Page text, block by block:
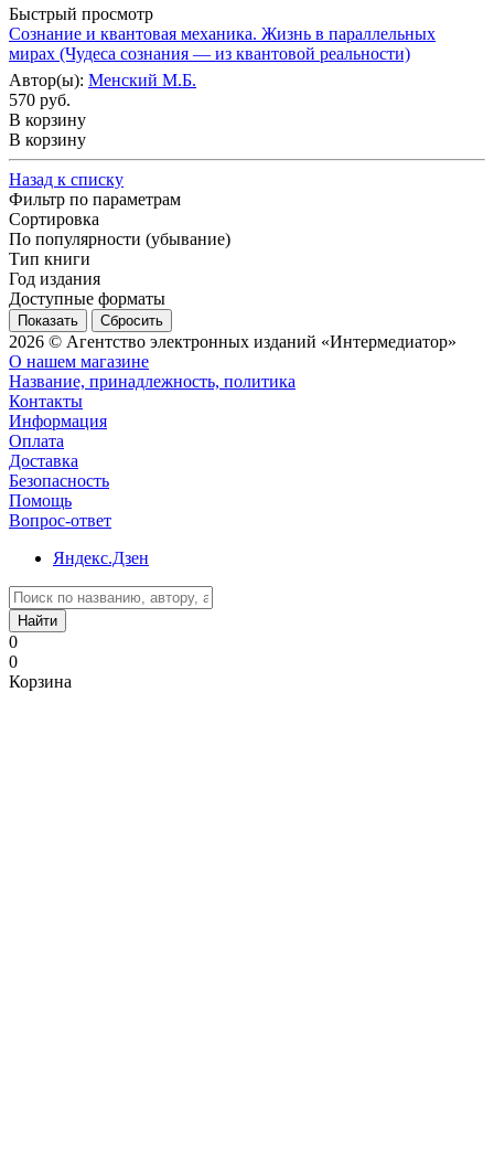
Быстрый просмотр
Сознание и квантовая механика. Жизнь в параллельных
мирах (Чудеса сознания — из квантовой реальности)
Автор(ы): Менский М.Б.
570 руб.
В корзину
В корзину
Назад к списку
Фильтр по параметрам
Сортировка
По популярности (убывание)
Тип книги
Год издания
Доступные форматы
Сбросить
2026 © Агентство электронных изданий «Интермедиатор»
О нашем магазине
Название, принадлежность, политика
Контакты
Информация
Оплата
Доставка
Безопасность
Помощь
Вопрос-ответ
Яндекс.Дзен
Найти
0
0
Корзина